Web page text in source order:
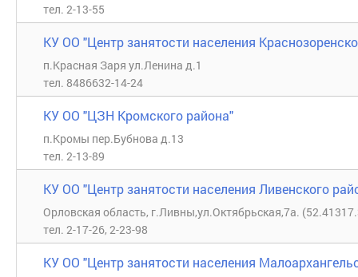
тел. 2-13-55
КУ ОО "Центр занятости населения
п.Красная Заря ул.Ленина д.1
тел. 8486632-14-24
КУ ОО "ЦЗН Кромского района"
п.Кромы пер.Бубнова д.13
тел. 2-13-89
КУ ОО "Центр занятости населения Ливенского
Орловская область, г.Ливны,ул.Октябрьская,7а.
тел. 2-17-26, 2-23-98
КУ ОО "Центр занятости населения